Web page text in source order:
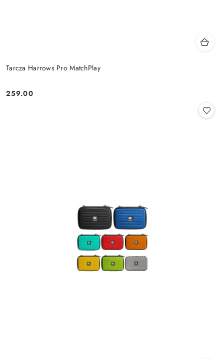
Tarcza Harrows Pro MatchPlay
Cena:
259.00